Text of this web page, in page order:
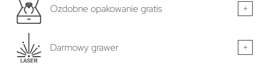
Ozdobne opakowanie gratis +
Darmowy grawer +